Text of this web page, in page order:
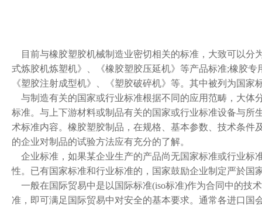
目前与橡胶塑胶机械制造业密切相关的标准，大致可以分
式炼胶机炼塑机》、《橡胶塑胶压延机》等产品标准;橡胶
《塑胶注射成型机》、《塑胶破碎机》等。其中被列为国
与制造有关的国家或行业标准根据不同的应用范畴，大体
标准。与上下游材料或制品有关的国家或行业标准设备与
术标准内容。橡胶塑胶制品，在规格、基本参数、技术条
的企业对制品的试验方法应有充分的了解。
企业标准，如果某企业生产的产品尚无国家标准或行业标
性。已有国家标准和行业标准的，国家鼓励企业制定严於国
一般在国际贸易中是以国际标准(iso标准)作为合同中的技
准，即可满足国际贸易中对安全的基本要求。通常各进口国